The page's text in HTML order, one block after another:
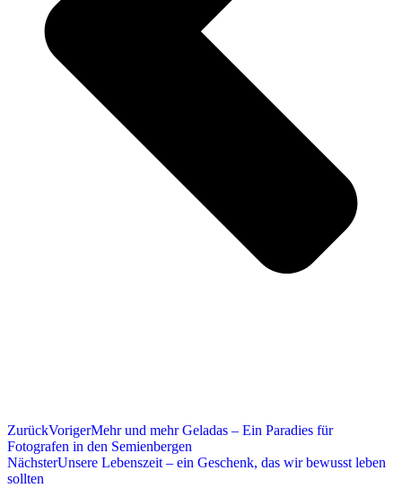
ZurückVorigerMehr und mehr Geladas – Ein Paradies für
Fotografen in den Semienbergen
NächsterUnsere Lebenszeit – ein Geschenk, das wir bewusst leben
sollten